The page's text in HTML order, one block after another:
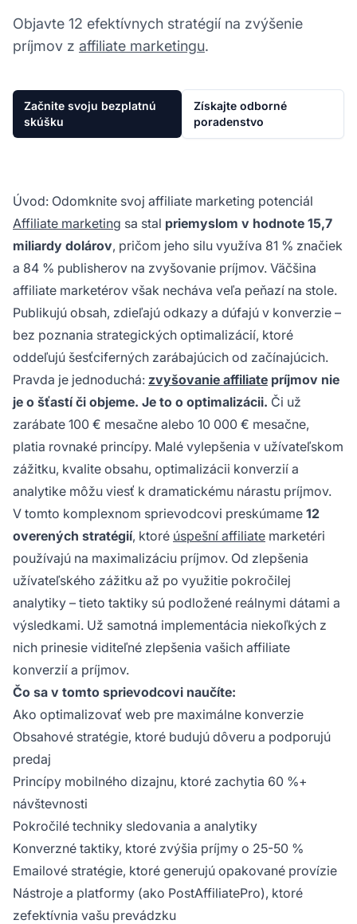
Objavte 12 efektívnych stratégií na zvýšenie
príjmov z affiliate marketingu.
Začnite svoju bezplatnú
skúšku
Získajte odborné
poradenstvo
Úvod: Odomknite svoj affiliate marketing potenciál
Affiliate marketing sa stal priemyslom v hodnote 15,7
miliardy dolárov, pričom jeho silu využíva 81 % značiek
a 84 % publisherov na zvyšovanie príjmov. Väčšina
affiliate marketérov však necháva veľa peňazí na stole.
Publikujú obsah, zdieľajú odkazy a dúfajú v konverzie –
bez poznania strategických optimalizácií, ktoré
oddeľujú šesťciferných zarábajúcich od začínajúcich.
Pravda je jednoduchá: zvyšovanie affiliate príjmov nie
je o šťastí či objeme. Je to o optimalizácii. Či už
zarábate 100 € mesačne alebo 10 000 € mesačne,
platia rovnaké princípy. Malé vylepšenia v užívateľskom
zážitku, kvalite obsahu, optimalizácii konverzií a
analytike môžu viesť k dramatickému nárastu príjmov.
V tomto komplexnom sprievodcovi preskúmame 12
overených stratégií, ktoré úspešní affiliate marketéri
používajú na maximalizáciu príjmov. Od zlepšenia
užívateľského zážitku až po využitie pokročilej
analytiky – tieto taktiky sú podložené reálnymi dátami a
výsledkami. Už samotná implementácia niekoľkých z
nich prinesie viditeľné zlepšenia vašich affiliate
konverzií a príjmov.
Čo sa v tomto sprievodcovi naučíte:
Ako optimalizovať web pre maximálne konverzie
Obsahové stratégie, ktoré budujú dôveru a podporujú
predaj
Princípy mobilného dizajnu, ktoré zachytia 60 %+
návštevnosti
Pokročilé techniky sledovania a analytiky
Konverzné taktiky, ktoré zvýšia príjmy o 25-50 %
Emailové stratégie, ktoré generujú opakované provízie
Nástroje a platformy (ako PostAffiliatePro), ktoré
zefektívnia vašu prevádzku